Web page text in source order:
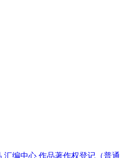
汇编中心 作品著作权登记（普通